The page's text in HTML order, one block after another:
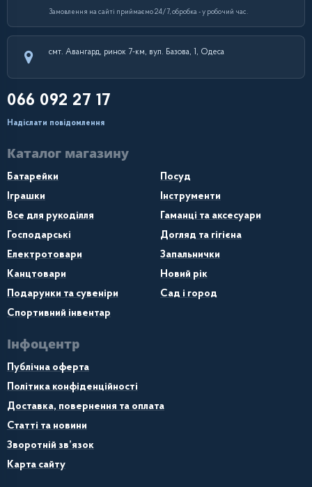
Замовлення на сайті приймаємо 24/7, обробка - у робочий час.
смт. Авангард, ринок 7-км, вул. Базова, 1, Одеса
066 092 27 17
Надіслати повідомлення
Каталог магазину
Батарейки
Посуд
Іграшки
Інструменти
Все для рукоділля
Гаманці та аксесуари
Господарські
Догляд та гігієна
Електротовари
Запальнички
Канцтовари
Новий рік
Подарунки та сувеніри
Сад і город
Спортивний інвентар
Інфоцентр
Публічна оферта
Політика конфіденційності
Доставка, повернення та оплата
Статті та новини
Зворотній зв’язок
Карта сайту